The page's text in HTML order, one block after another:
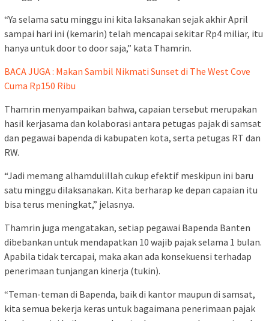
“Ya selama satu minggu ini kita laksanakan sejak akhir April
sampai hari ini (kemarin) telah mencapai sekitar Rp4 miliar, itu
hanya untuk door to door saja,” kata Thamrin.
BACA JUGA : Makan Sambil Nikmati Sunset di The West Cove
Cuma Rp150 Ribu
Thamrin menyampaikan bahwa, capaian tersebut merupakan
hasil kerjasama dan kolaborasi antara petugas pajak di samsat
dan pegawai bapenda di kabupaten kota, serta petugas RT dan
RW.
“Jadi memang alhamdulillah cukup efektif meskipun ini baru
satu minggu dilaksanakan. Kita berharap ke depan capaian itu
bisa terus meningkat,” jelasnya.
Thamrin juga mengatakan, setiap pegawai Bapenda Banten
dibebankan untuk mendapatkan 10 wajib pajak selama 1 bulan.
Apabila tidak tercapai, maka akan ada konsekuensi terhadap
penerimaan tunjangan kinerja (tukin).
“Teman-teman di Bapenda, baik di kantor maupun di samsat,
kita semua bekerja keras untuk bagaimana penerimaan pajak